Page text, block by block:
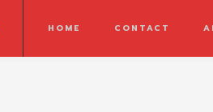
HOME CONTACT